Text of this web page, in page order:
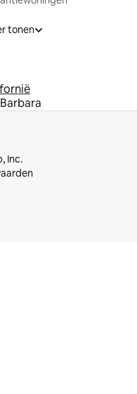
tonen
Inc.